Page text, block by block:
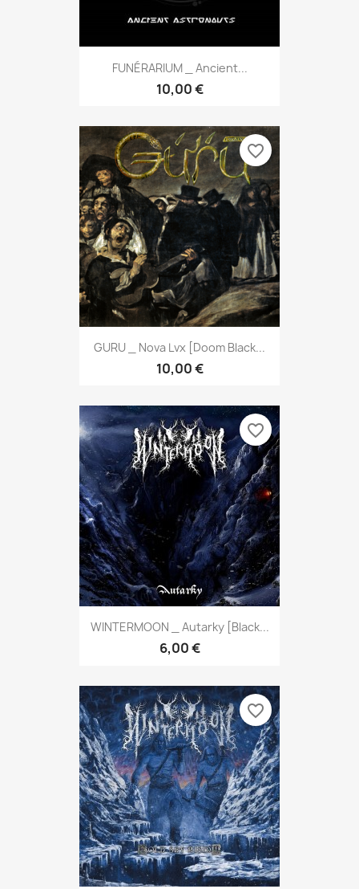
FUNÉRARIUM _ Ancient...
10,00 €
GURU _ Nova Lvx [Doom Black...
10,00 €
favorite_border
WINTERMOON _ Autarky [Black...
6,00 €
favorite_border
favorite_border